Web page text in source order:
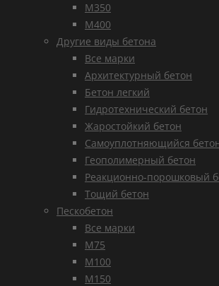
М350
М400
Другие виды бетона
Все марки
Архитектурный бетон
Бетон легкий
Гидротехнический бетон
Жаростойкий бетон
Самоуплотняющийся
Геополимерный бетон
Реакционно-порошковый
Тощий бетон
Пескобетон
Все марки
М75
М100
М150